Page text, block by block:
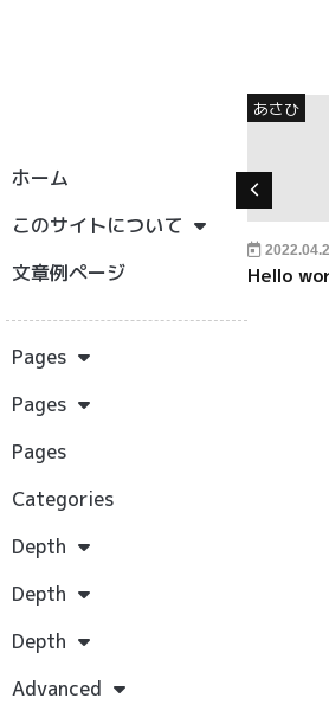
ホーム
このサイトについて
文章例ページ
Pages
Pages
Pages
Categories
Depth
Depth
Depth
Advanced
ークアップ: 特殊記号を含
あさひ
Hello
ラリ
Pocket
共
有
ギ
。
ルし
。
カテゴリー
未分類
おおさか
オーストラリア
エジプト
ウクライナ
アメリカ